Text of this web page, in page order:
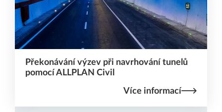
Překonávání výzev při navrhování tunelů
pomocí ALLPLAN Civil
Více informací